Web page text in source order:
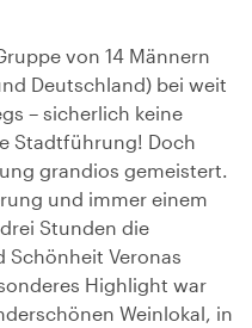
von 14 Männern
Deutschland) bei weit
– sicherlich keine
Stadtführung! Doch
grandios gemeistert.
und immer einem
Stunden die
Schönheit Veronas
Highlight war
Weinlokal, in